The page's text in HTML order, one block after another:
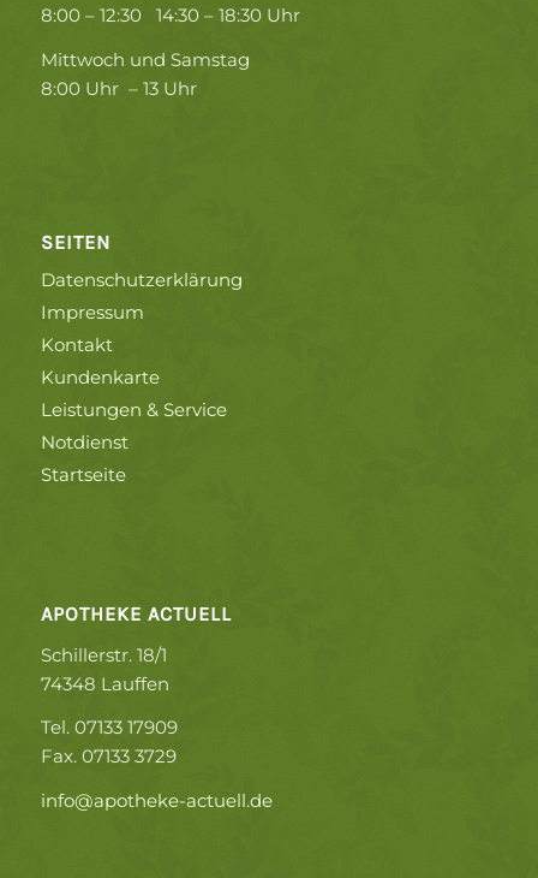
8:00 – 12:30 14:30 – 18:30 Uhr
Mittwoch und Samstag
8:00 Uhr – 13 Uhr
SEITEN
Datenschutzerklärung
Impressum
Kontakt
Kundenkarte
Leistungen & Service
Notdienst
Startseite
APOTHEKE ACTUELL
Schillerstr. 18/1
74348 Lauffen
Tel. 07133 17909
Fax. 07133 3729
info@apotheke-actuell.de